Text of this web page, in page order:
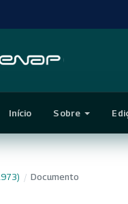
Início Sobre
/ Documento